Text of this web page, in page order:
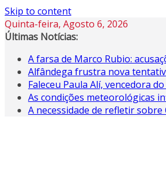
Skip to content
Quinta-feira, Agosto 6, 2026
Últimas Notícias:
A farsa de Marco Rubio:
Alfândega frustra nova
Faleceu Paula Alí, vencedora
As condições meteorológicas
A necessidade de refletir sobre